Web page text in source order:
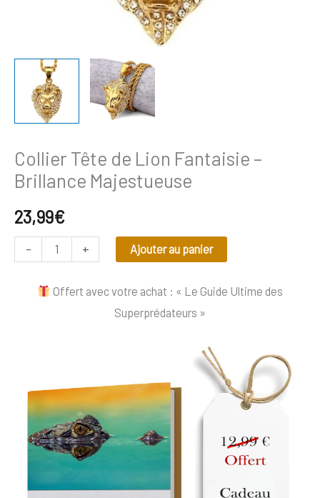
Collier Tête de Lion Fantaisie –
Brillance Majestueuse
23,99€
- + Ajouter au panier
Offert avec votre achat : « Le Guide Ultime des
Superprédateurs »